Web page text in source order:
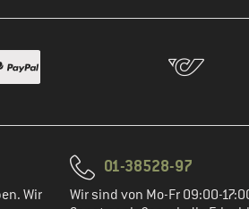
Wir
01-38528-97
Wir sind von Mo-Fr 09:00-